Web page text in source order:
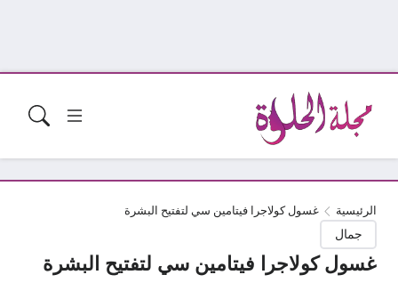
الرئيسية غسول كولاجرا فيتامين سي لتفتيح البشرة
جمال
غسول كولاجرا فيتامين سي لتفتيح البشرة